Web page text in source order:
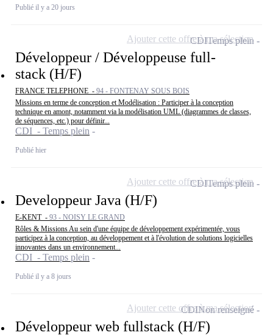
Publié il y a 20 jours
Développeur / Développeuse full-
stack (H/F)
FRANCE TELEPHONE - 94 - FONTENAY SOUS BOIS
Missions en terme de conception et Modélisation : Participer à la conception
technique en amont, notamment via la modélisation UML (diagrammes de classes,
de séquences, etc.) pour définir...
CDI - Temps plein
Publié hier
CDITemps plein
Ajouter cette offre à ma sélection
Developpeur Java (H/F)
E-KENT - 93 - NOISY LE GRAND
Rôles & Missions Au sein d'une équipe de développement expérimentée, vous
participez à la conception, au développement et à l'évolution de solutions logicielles
innovantes dans un environnement...
CDI - Temps plein
Publié il y a 8 jours
CDITemps plein
Ajouter cette offre à ma sélection
Développeur web fullstack (H/F)
CDINon renseigné
Ajouter cette offre à ma sélection